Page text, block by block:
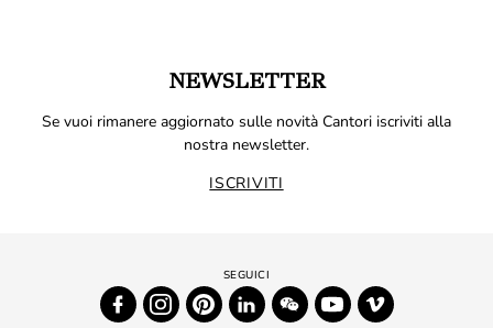
NEWSLETTER
Se vuoi rimanere aggiornato sulle novità Cantori iscriviti alla
nostra newsletter.
ISCRIVITI